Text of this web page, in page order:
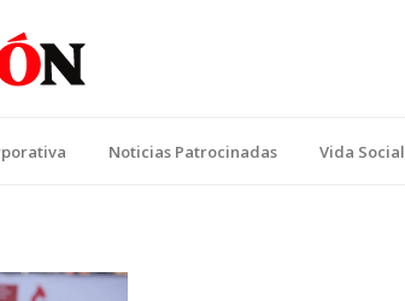
Noticias Patrocinadas Vida Social